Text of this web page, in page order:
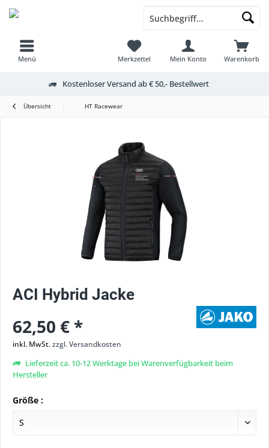
Menü Warenkorb
Merkzettel Mein Konto
Kostenloser Versand ab € 50,- Bestellwert
Übersicht HT Racewear
ACI Hybrid Jacke
62,50 € *
inkl. MwSt.zzgl. Versandkosten
Lieferzeit ca. 10-12 Werktage bei Warenverfügbarkeit beim
Hersteller
Größe :